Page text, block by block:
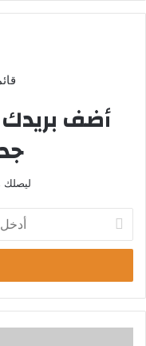
أضف بريدك
ليصلك
خ
ب
ر